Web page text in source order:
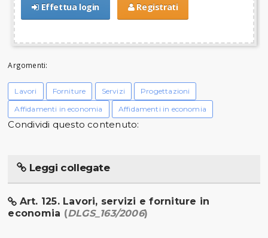
Effettua login Registrati
Argomenti:
Lavori Forniture Servizi
Progettazioni
Affidamenti in economia
Affidamenti in economia
Condividi questo contenuto:
Leggi collegate
Art. 125. Lavori, servizi e forniture in
economia (DLGS_163/2006)